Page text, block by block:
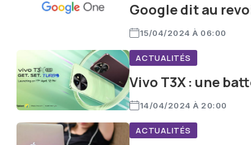
Google dit au
15/04/2024 À 06:00
ACTUALITÉS
Vivo T3X : une
14/04/2024 À 20:00
ACTUALITÉS